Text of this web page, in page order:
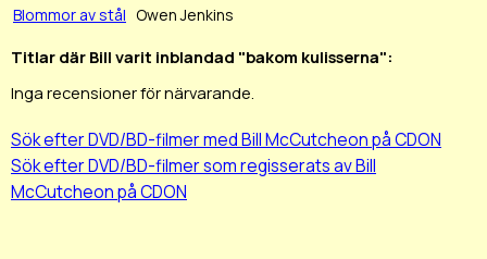
Blommor av stål Owen Jenkins
Titlar där Bill varit inblandad "bakom kulisserna":
Inga recensioner för närvarande.
Sök efter DVD/BD-filmer med Bill McCutcheon på CDON
Sök efter DVD/BD-filmer som regisserats av Bill
McCutcheon på CDON